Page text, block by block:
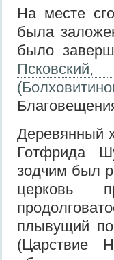
На месте
была
было
Деревянный
Готфрида
зодчим был
церковь
плывущий
(Царствие